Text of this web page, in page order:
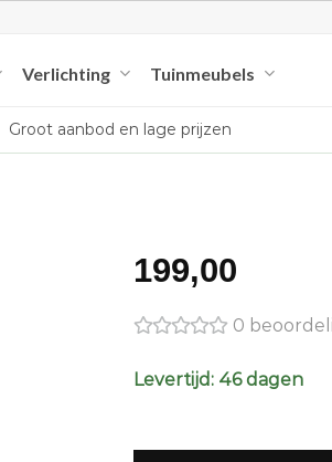
Verlichting Tuinmeubels
Groot aanbod en lage prijzen
199,00
0
Levertijd: 46 dagen